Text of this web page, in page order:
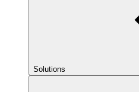
Solutions